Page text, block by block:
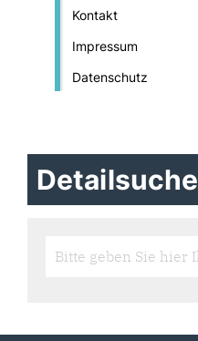
Kontakt
Impressum
Datenschutz
Detailsuche